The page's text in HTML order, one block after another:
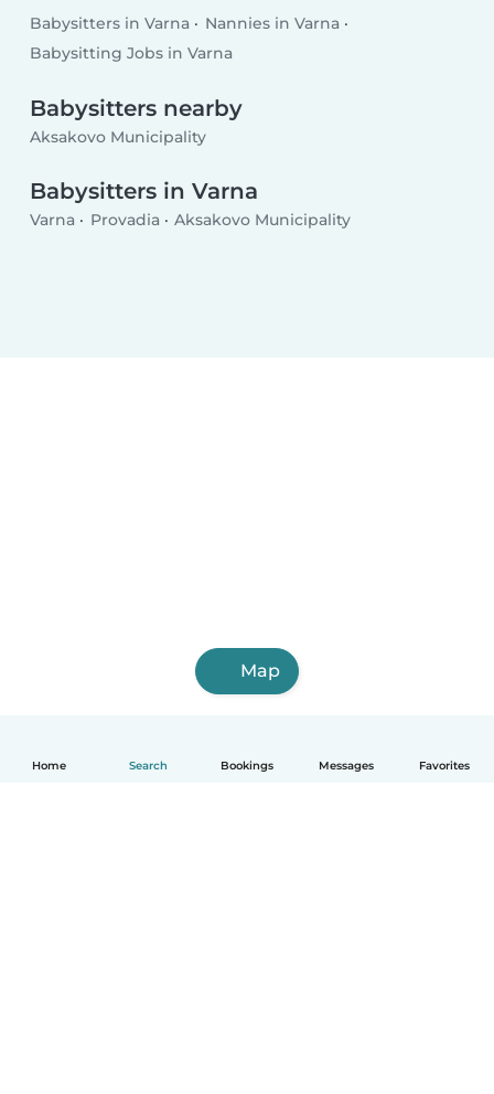
Home Search Bookings Messages Favorites
Babysitters in Varna
Nannies in Varna
Babysitting Jobs in Varna
Babysitters nearby
Aksakovo Municipality
Babysitters in Varna
Varna Provadia Aksakovo Municipality
Map